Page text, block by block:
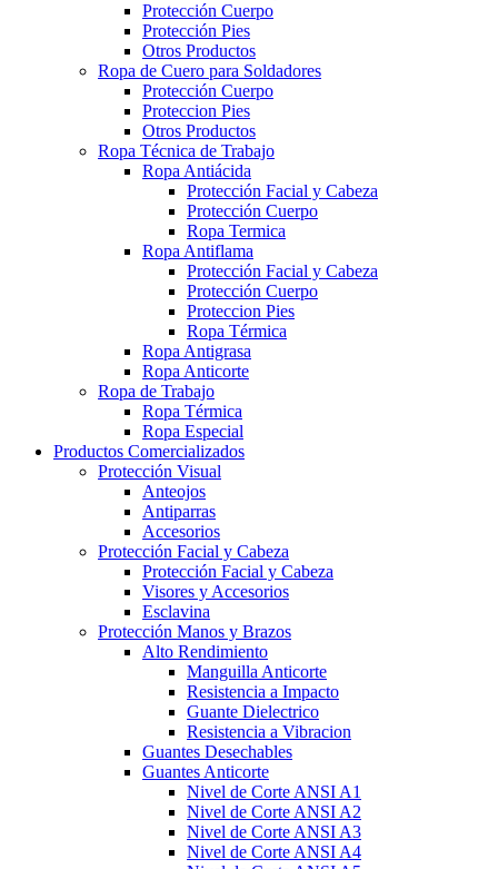
Protección Cuerpo
Protección Pies
Otros Productos
Ropa de Cuero para Soldadores
Protección Cuerpo
Proteccion Pies
Otros Productos
Ropa Técnica de Trabajo
Ropa Antiácida
Protección Facial y Cabeza
Protección Cuerpo
Ropa Termica
Ropa Antiflama
Protección Facial y Cabeza
Protección Cuerpo
Proteccion Pies
Ropa Térmica
Ropa Antigrasa
Ropa Anticorte
Ropa de Trabajo
Ropa Térmica
Ropa Especial
Productos Comercializados
Protección Visual
Anteojos
Antiparras
Accesorios
Protección Facial y Cabeza
Protección Facial y Cabeza
Visores y Accesorios
Esclavina
Protección Manos y Brazos
Alto Rendimiento
Manguilla Anticorte
Resistencia a Impacto
Guante Dielectrico
Resistencia a Vibracion
Guantes Desechables
Guantes Anticorte
Nivel de Corte ANSI A1
Nivel de Corte ANSI A2
Nivel de Corte ANSI A3
Nivel de Corte ANSI A4